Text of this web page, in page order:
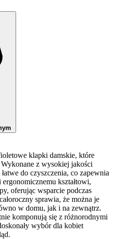
klapki damskie, które
z wysokiej jakości
do czyszczenia, co zapewnia
kształtowi,
oferując wsparcie podczas
sprawia, że można je
w domu, jak i na zewnątrz.
komponują się z różnorodnymi
wybór dla kobiet